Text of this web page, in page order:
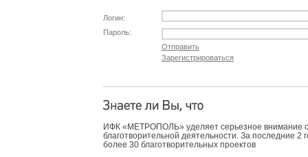
Логин:
Пароль:
Отправить
Зарегистрироваться
ИФК «МЕТРОПОЛЬ» уделяет серьезное внимание
благотворительной деятельности. За последние 2
более 30 благотворительных проектов